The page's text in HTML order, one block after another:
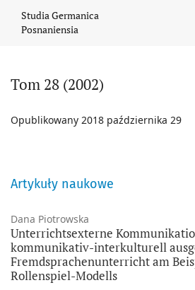
Studia Germanica
Posnaniensia
Tom 28 (2002)
Opublikowany 2018 października 29
Artykuły naukowe
Dana Piotrowska
Unterrichtsexterne
kommunikativ-interkulturell
Fremdsprachenunterricht am
Rollenspiel-Modells